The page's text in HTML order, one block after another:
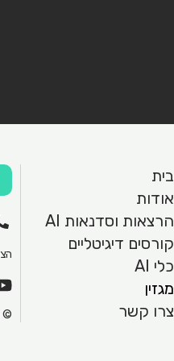
בית
אודות
הרצאות וסדנאות AI
קורסים דיגיטליים
כלי AI
מגזין
צרו קשר
© 2026 כל הזכויות שמורות לאמיר משה בינה מלאכותית